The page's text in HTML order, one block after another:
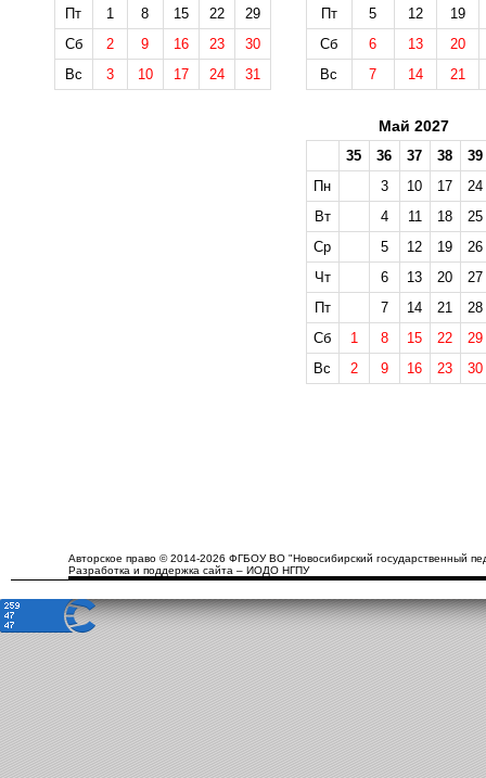
Пт
1 8 15 22
29
Сб
2 9 16 23
30
Вс
3 10 17 24 31
Пт
5 12
19
Сб
6 13
20
Вс
7 14 21
Май 2027
35 36 37 38
39
Пн
3 10 17
24
Вт
4 11 18
25
Ср
5 12 19
26
Чт
6 13 20
27
Пт
7 14 21
28
Сб
1 8 15 22
29
Вс
2 9 16 23 30
Авторское право © 2014-2026 ФГБОУ ВО "Новосибирский государственный
Разработка и поддержка сайта – ИОДО НГПУ